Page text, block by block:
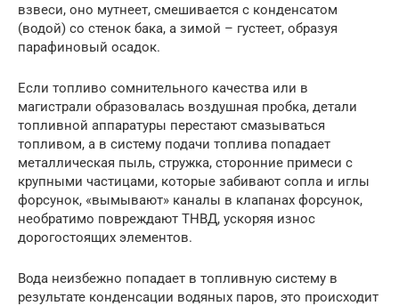
взвеси, оно мутнеет, смешивается с конденсатом
(водой) со стенок бака, а зимой – густеет, образуя
парафиновый осадок.
Если топливо сомнительного качества или в
магистрали образовалась воздушная пробка, детали
топливной аппаратуры перестают смазываться
топливом, а в систему подачи топлива попадает
металлическая пыль, стружка, сторонние примеси с
крупными частицами, которые забивают сопла и иглы
форсунок, «вымывают» каналы в клапанах форсунок,
необратимо повреждают ТНВД, ускоряя износ
дорогостоящих элементов.
Вода неизбежно попадает в топливную систему в
результате конденсации водяных паров, это происходит